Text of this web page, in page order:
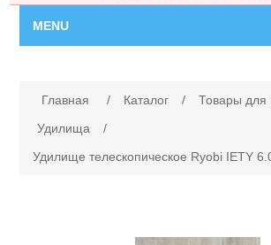
MENU
Каталог
Главная / Каталог / Товары для
Удилища
/
Удилище телескопическое Ryobi IETY